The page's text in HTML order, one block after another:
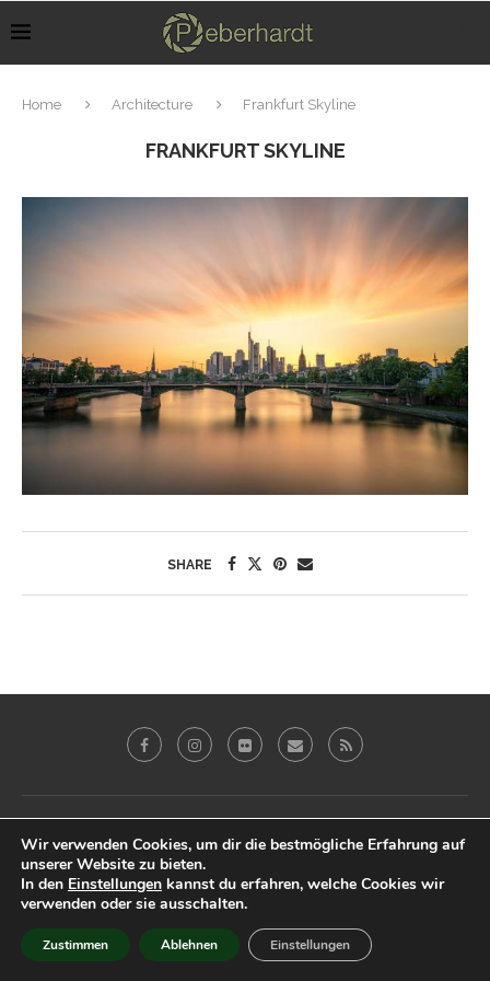
Home Architecture Frankfurt Skyline
FRANKFURT SKYLINE
SHARE
Datenschutz & Impressum
@2019 - Peter Eberhardt. All Right Reserved.
BACK TO TOP
Wir verwenden Cookies, um dir die bestmögliche Erfahrung auf
unserer Website zu bieten.
In den Einstellungen kannst du erfahren, welche Cookies wir
verwenden oder sie ausschalten.
Zustimmen Ablehnen Einstellungen